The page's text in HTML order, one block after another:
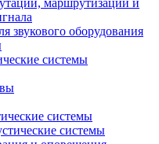
маршрутизации и
звукового оборудования
системы
системы
системы